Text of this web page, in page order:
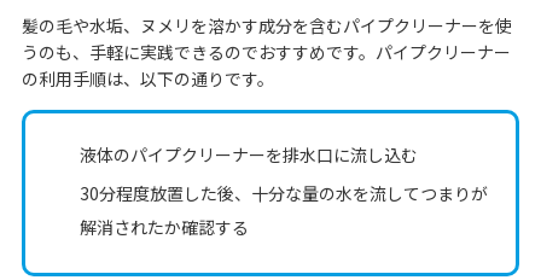
髪の毛や水垢、ヌメリを溶かす成分を含むパイプクリーナーを使
うのも、手軽に実践できるのでおすすめです。パイプクリーナー
の利用手順は、以下の通りです。
液体のパイプクリーナーを排水口に流し込む
30分程度放置した後、十分な量の水を流してつまりが
解消されたか確認する